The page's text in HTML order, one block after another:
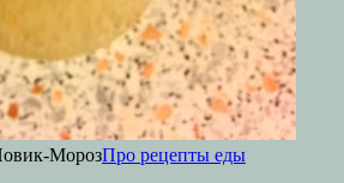
МорозПро рецепты еды